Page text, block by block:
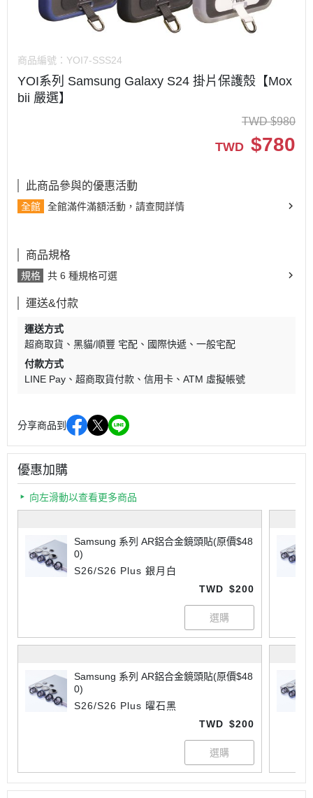
商品編號： YOI7-SSS24
YOI系列 Samsung Galaxy S24 掛片保護殼【Mox
bii 嚴選】
TWD $980
TWD $780
此商品參與的優惠活動
全館 全館滿件滿額活動，請查閱詳情
商品規格
規格 共 6 種規格可選
運送&付款
運送方式
超商取貨
黑貓/順豐 宅配 國際快遞
一般宅配
付款方式
LINE Pay
超商取貨付款 信用卡 ATM 虛擬帳號
分享商品到
優惠加購
向左滑動以查看更多商品
Samsung 系列 AR鋁合金鏡頭貼(原價$48
0)
S26/S26 Plus 銀月白
TWD $200
Samsung 系列 AR鋁合金鏡頭貼(原價$48
0)
S26/S26 Plus 曜石黑
TWD $200